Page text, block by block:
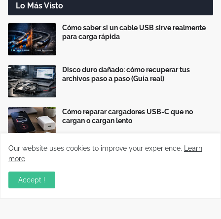
Lo Más Visto
Cómo saber si un cable USB sirve realmente
para carga rápida
Disco duro dañado: cómo recuperar tus
archivos paso a paso (Guía real)
Cómo reparar cargadores USB-C que no
cargan o cargan lento
Our website uses cookies to improve your experience.
Learn
more
Accept !